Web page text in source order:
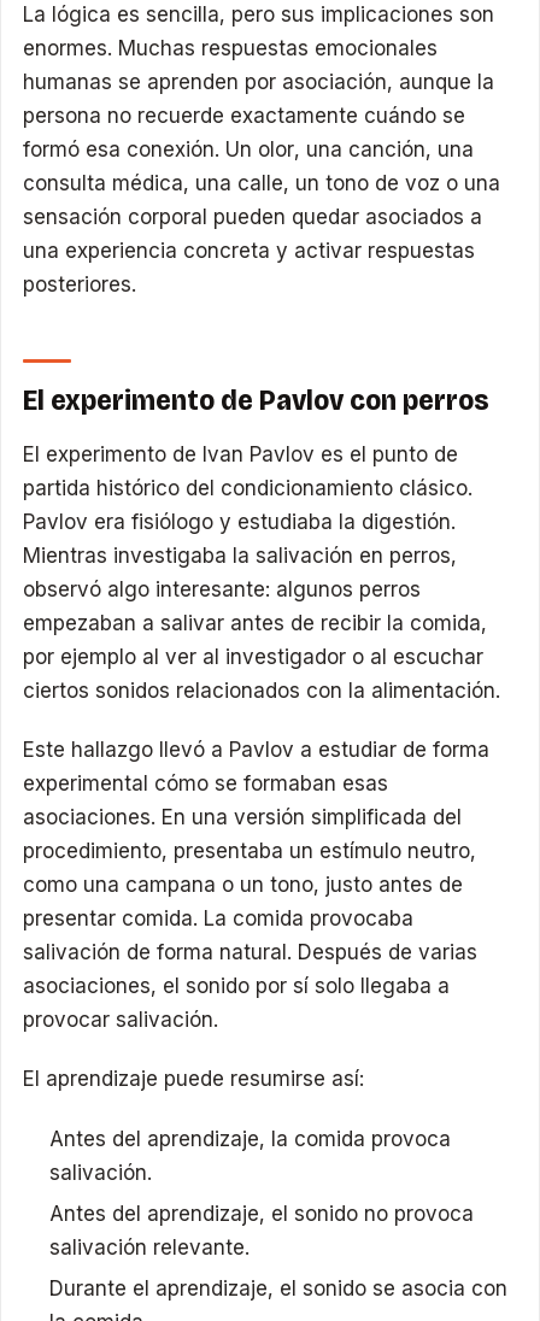
La lógica es sencilla, pero sus implicaciones son
enormes. Muchas respuestas emocionales
humanas se aprenden por asociación, aunque la
persona no recuerde exactamente cuándo se
formó esa conexión. Un olor, una canción, una
consulta médica, una calle, un tono de voz o una
sensación corporal pueden quedar asociados a
una experiencia concreta y activar respuestas
posteriores.
El experimento de Pavlov con perros
El experimento de Ivan Pavlov es el punto de
partida histórico del condicionamiento clásico.
Pavlov era fisiólogo y estudiaba la digestión.
Mientras investigaba la salivación en perros,
observó algo interesante: algunos perros
empezaban a salivar antes de recibir la comida,
por ejemplo al ver al investigador o al escuchar
ciertos sonidos relacionados con la alimentación.
Este hallazgo llevó a Pavlov a estudiar de forma
experimental cómo se formaban esas
asociaciones. En una versión simplificada del
procedimiento, presentaba un estímulo neutro,
como una campana o un tono, justo antes de
presentar comida. La comida provocaba
salivación de forma natural. Después de varias
asociaciones, el sonido por sí solo llegaba a
provocar salivación.
El aprendizaje puede resumirse así:
Antes del aprendizaje, la comida provoca
salivación.
Antes del aprendizaje, el sonido no provoca
salivación relevante.
Durante el aprendizaje, el sonido se asocia con